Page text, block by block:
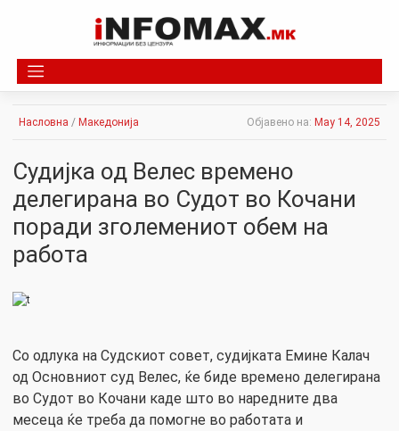
Насловна / Македонија Објавено на: May 14, 2025
Судијка од Велес времено
делегирана во Судот во Кочани
поради зголемениот обем на
работа
Со одлука на Судскиот совет, судијката Емине Калач
од Основниот суд Велес, ќе биде времено делегирана
во Судот во Кочани каде што во наредните два
месеца ќе треба да помогне во работата и